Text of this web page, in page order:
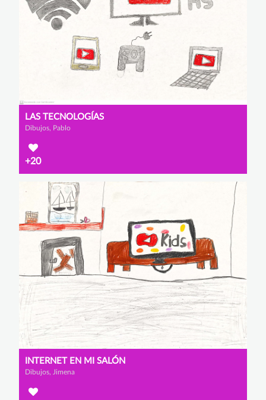
LAS TECNOLOGÍAS
Dibujos, Pablo
+20
INTERNET EN MI SALÓN
Dibujos, Jimena